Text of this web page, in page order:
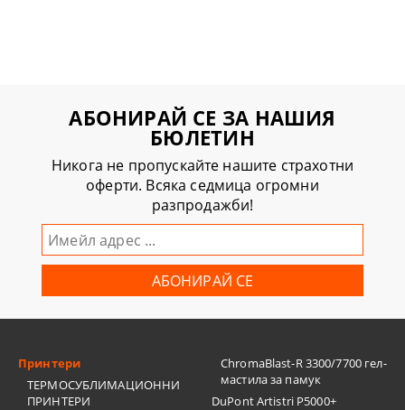
АБОНИРАЙ СЕ ЗА НАШИЯ
БЮЛЕТИН
Никога не пропускайте нашите страхотни
оферти. Всяка седмица огромни
разпродажби!
Принтери
ТЕРМОСУБЛИМАЦИОННИ
ПРИНТЕРИ
ChromaBlast-R 3300/7700 гел-
мастила за памук
DuPont Artistri P5000+